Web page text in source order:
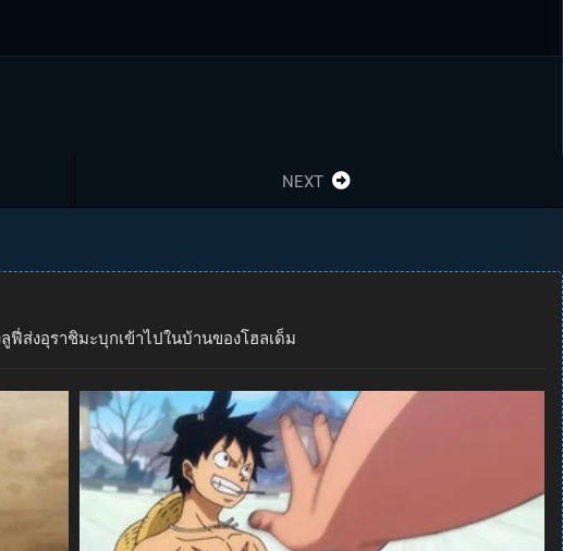
NEXT
ส่งอุราชิมะบุกเข้าไปในบ้านของโฮลเด็ม